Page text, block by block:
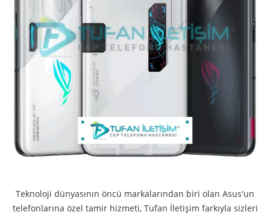
Teknoloji dünyasının öncü markalarından biri olan Asus'un
telefonlarına özel tamir hizmeti, Tufan İletişim farkıyla sizleri